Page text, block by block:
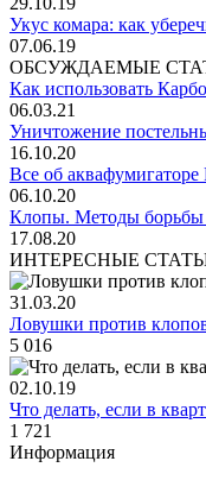
Укус комара: как
07.06.19
ОБСУЖДАЕМЫЕ
Как использовать
06.03.21
Уничтожение
16.10.20
Все об аквафумигаторе
06.10.20
Клопы. Методы борьбы
17.08.20
ИНТЕРЕСНЫЕ
31.03.20
Ловушки против
5 016
02.10.19
Что делать, если в
1 721
Информация